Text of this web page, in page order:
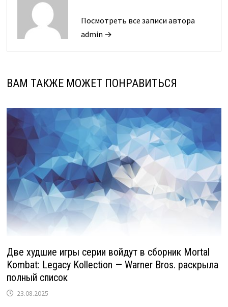
Посмотреть все записи автора
admin →
ВАМ ТАКЖЕ МОЖЕТ ПОНРАВИТЬСЯ
Две худшие игры серии войдут в сборник Mortal
Kombat: Legacy Kollection — Warner Bros. раскрыла
полный список
23.08.2025